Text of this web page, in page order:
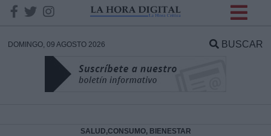
DOMINGO, 09 AGOSTO 2026 BUSCAR
SALUD,CONSUMO, BIENESTAR
DATOS
Responsable: